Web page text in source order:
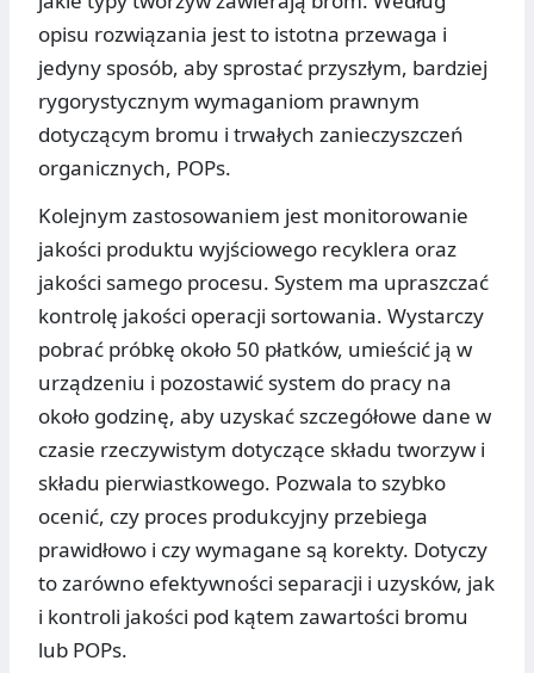
opisu rozwiązania jest to istotna przewaga i
jedyny sposób, aby sprostać przyszłym, bardziej
rygorystycznym wymaganiom prawnym
dotyczącym bromu i trwałych zanieczyszczeń
organicznych, POPs.
Kolejnym zastosowaniem jest monitorowanie
jakości produktu wyjściowego recyklera oraz
jakości samego procesu. System ma upraszczać
kontrolę jakości operacji sortowania. Wystarczy
pobrać próbkę około 50 płatków, umieścić ją w
urządzeniu i pozostawić system do pracy na
około godzinę, aby uzyskać szczegółowe dane w
czasie rzeczywistym dotyczące składu tworzyw i
składu pierwiastkowego. Pozwala to szybko
ocenić, czy proces produkcyjny przebiega
prawidłowo i czy wymagane są korekty. Dotyczy
to zarówno efektywności separacji i uzysków, jak
i kontroli jakości pod kątem zawartości bromu
lub POPs.